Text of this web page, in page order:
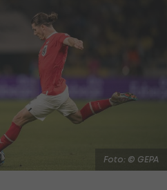
Foto: © GEPA